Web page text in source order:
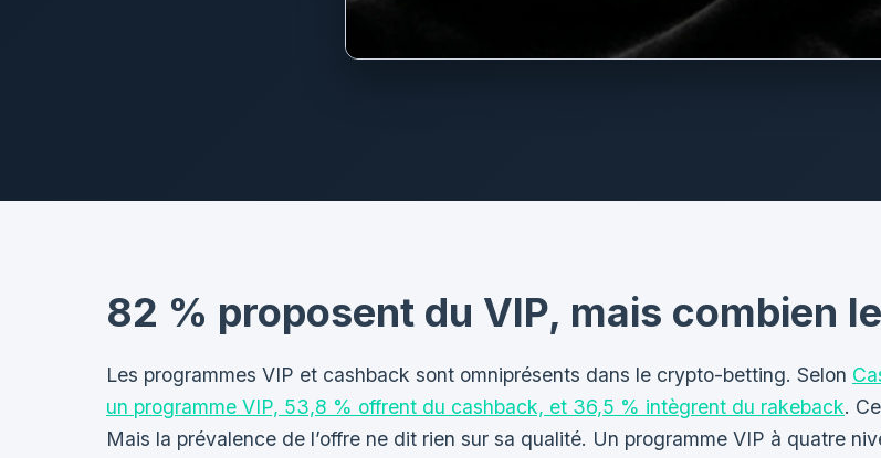
82 % proposent du VIP, mais combien
Les programmes VIP et cashback sont omniprésents dans le crypto-betting. Selon
un programme VIP, 53,8 % offrent du cashback, et 36,5 % intègrent du rakeback.
Mais la prévalence de l’offre ne dit rien sur sa qualité. Un programme VIP à quatre